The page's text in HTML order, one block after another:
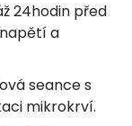
24hodin před
a
seance s
mikrokrví.